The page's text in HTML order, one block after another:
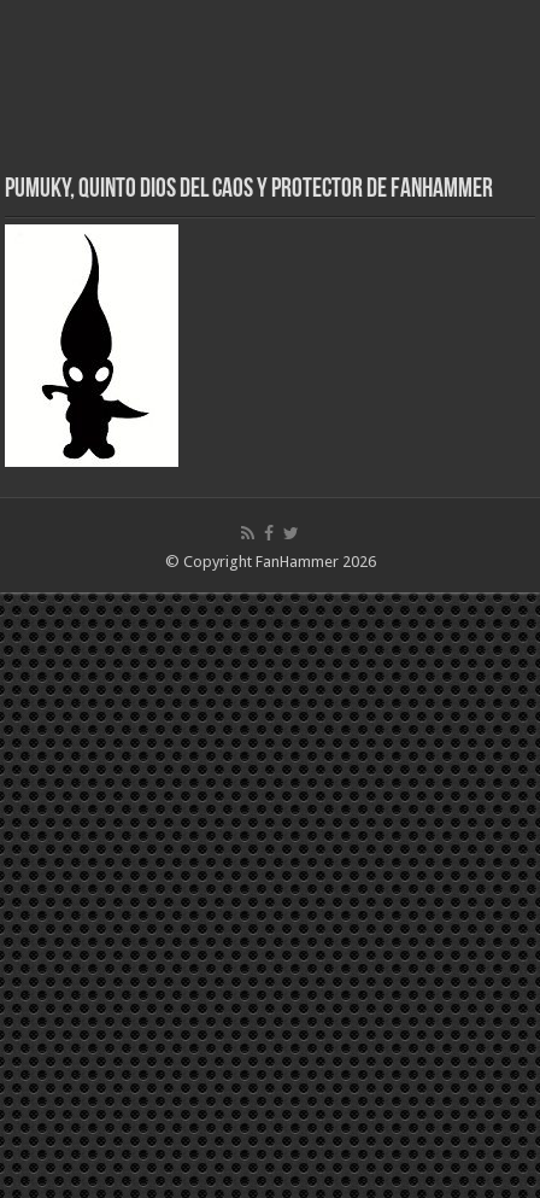
Pumuky, Quinto Dios del Caos y Protector de FanHammer
© Copyright FanHammer 2026